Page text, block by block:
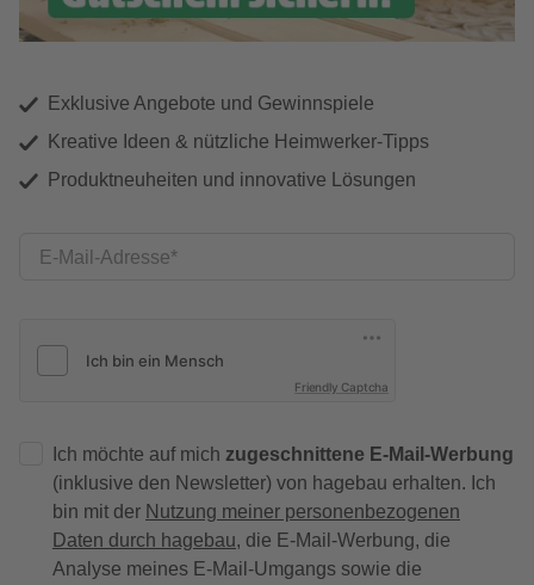
Exklusive Angebote und Gewinnspiele
Kreative Ideen & nützliche Heimwerker-Tipps
Produktneuheiten und innovative Lösungen
E-Mail-Adresse
Friendly Captcha
Ich möchte auf mich zugeschnittene E-Mail-Werbung
(inklusive den Newsletter) von hagebau erhalten. Ich
bin mit der Nutzung meiner personenbezogenen
Daten durch hagebau, die E-Mail-Werbung, die
Analyse meines E-Mail-Umgangs sowie die